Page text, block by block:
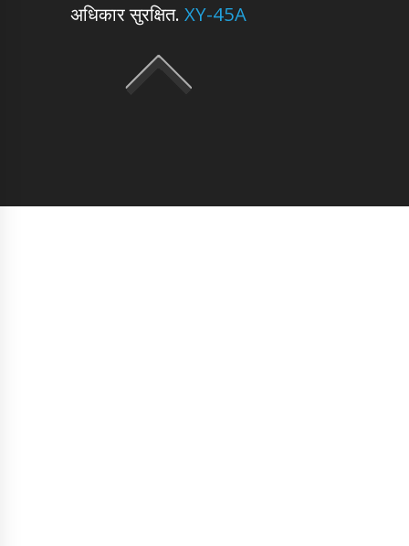
अधिकार सुरक्षित. XY-45A